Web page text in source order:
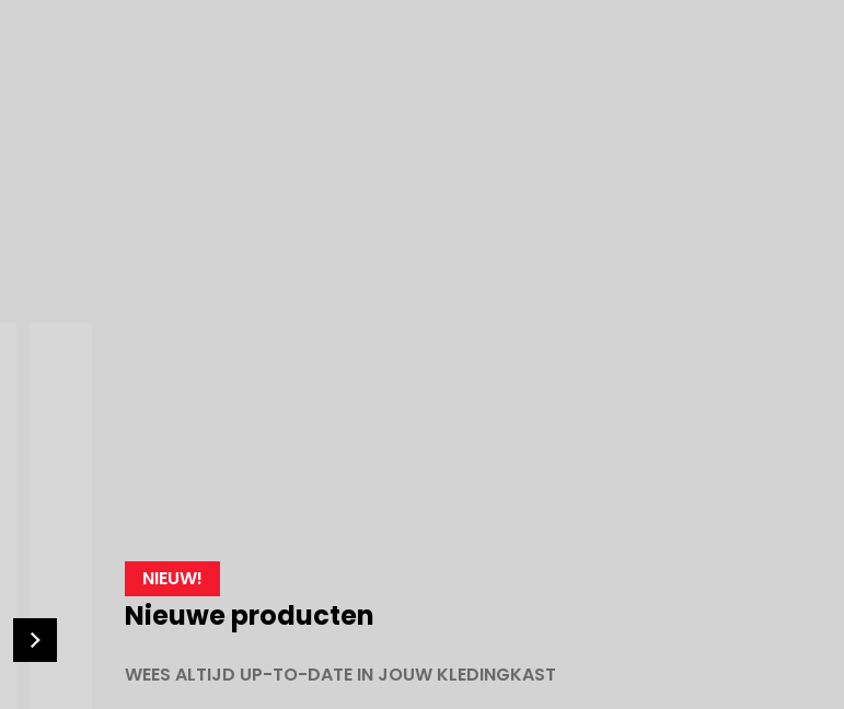
NIEUW!
Nieuwe producten
WEES ALTIJD UP-TO-DATE IN JOUW KLEDINGKAST